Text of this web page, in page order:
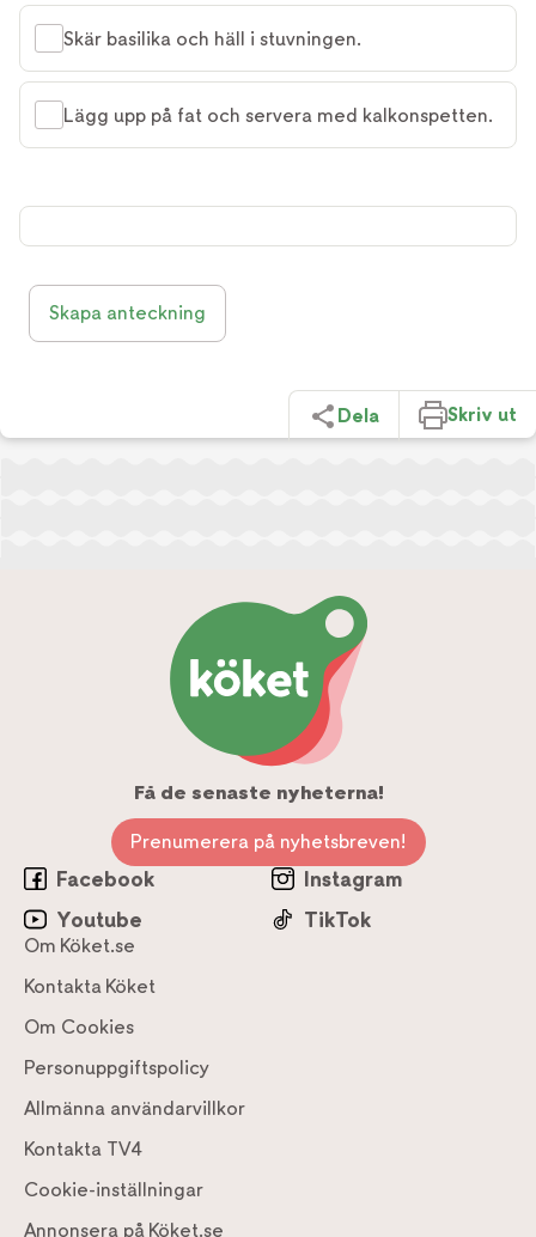
Skär basilika och häll i stuvningen.
Lägg upp på fat och servera med kalkonspetten.
Skapa anteckning
Dela Skriv ut
Få de senaste nyheterna!
Prenumerera på nyhetsbreven!
Facebook
Instagram
Youtube
TikTok
Om Köket.se
Kontakta Köket
Om Cookies
Personuppgiftspolicy
Allmänna användarvillkor
Kontakta TV4
Cookie-inställningar
Annonsera på Köket.se